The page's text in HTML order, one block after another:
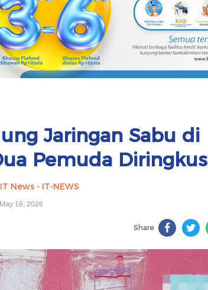
Jaringan Sabu di
Pemuda Diringkus
News - IT-NEWS
May 16, 2026
Share